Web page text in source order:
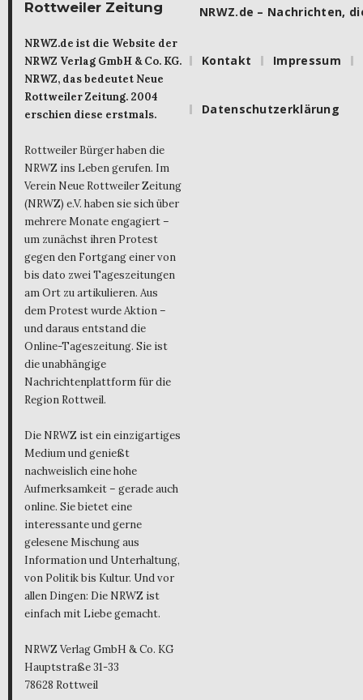
Rottweiler Zeitung
NRWZ.de ist die Website der
NRWZ Verlag GmbH & Co. KG.
NRWZ, das bedeutet Neue
Rottweiler Zeitung. 2004
erschien diese erstmals.
Rottweiler Bürger haben die
NRWZ ins Leben gerufen. Im
Verein Neue Rottweiler Zeitung
(NRWZ) e.V. haben sie sich über
mehrere Monate engagiert –
um zunächst ihren Protest
gegen den Fortgang einer von
bis dato zwei Tageszeitungen
am Ort zu artikulieren. Aus
dem Protest wurde Aktion –
und daraus entstand die
Online-Tageszeitung. Sie ist
die unabhängige
Nachrichtenplattform für die
Region Rottweil.
Die NRWZ ist ein einzigartiges
Medium und genießt
nachweislich eine hohe
Aufmerksamkeit – gerade auch
online. Sie bietet eine
interessante und gerne
gelesene Mischung aus
Information und Unterhaltung,
von Politik bis Kultur. Und vor
allen Dingen: Die NRWZ ist
einfach mit Liebe gemacht.
NRWZ Verlag GmbH & Co. KG
Hauptstraße 31-33
78628 Rottweil
NRWZ.de – Nachrichten,
Kontakt Impressum
Datenschutzerklärung